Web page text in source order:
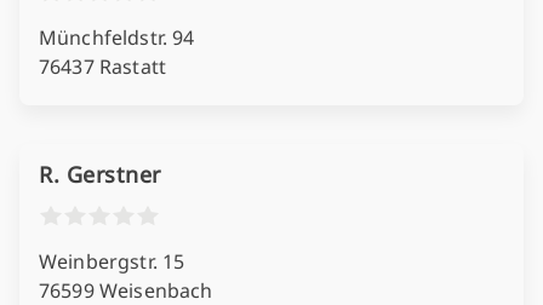
Münchfeldstr. 94
76437 Rastatt
R. Gerstner
Weinbergstr. 15
76599 Weisenbach